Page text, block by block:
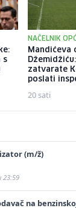
s
NAČELNIK
Mandićeva
zatvarate
poslati
20 sati
(m/ž)
23:59
na